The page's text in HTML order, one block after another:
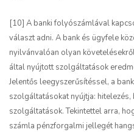
[10] A banki folyószámlával
választ adni. A bank és ügyfele
nyilvánvalóan olyan
által nyújtott szolgáltatások
Jelentős leegyszerűsítéssel, a
szolgáltatásokat nyújtja:
szolgáltatások. Tekintettel arra,
számla pénzforgalmi jellegét